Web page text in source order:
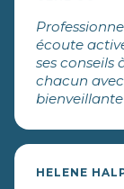
écoute
ses conseils
chacun
HELENE